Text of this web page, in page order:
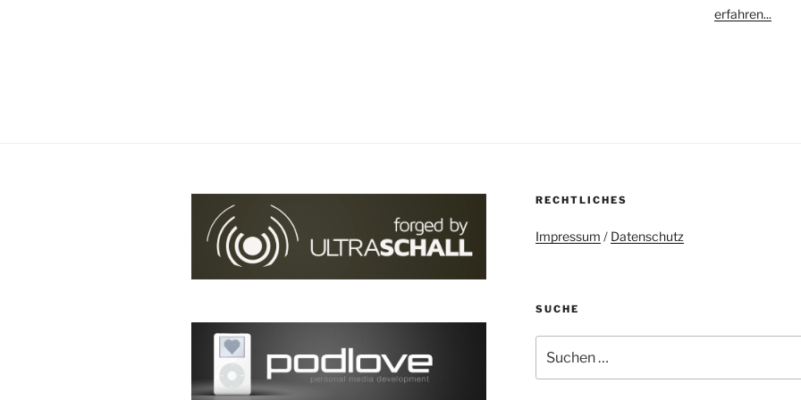
erfahren...
RECHTLICHES
Impressum / Datenschutz
SUCHE
nach: